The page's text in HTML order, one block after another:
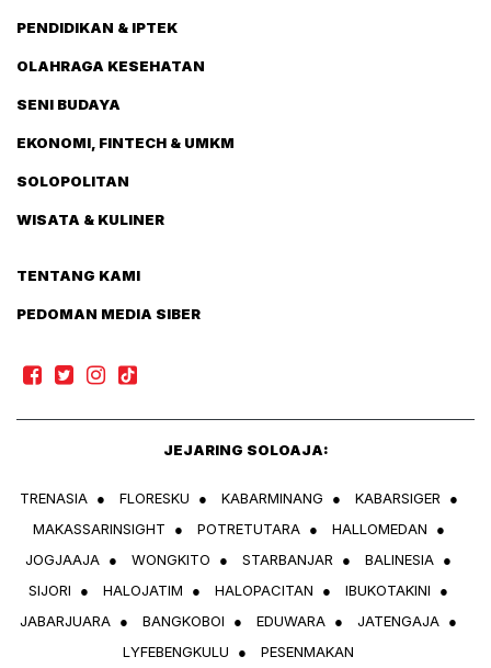
PENDIDIKAN & IPTEK
OLAHRAGA KESEHATAN
SENI BUDAYA
EKONOMI, FINTECH & UMKM
SOLOPOLITAN
WISATA & KULINER
TENTANG KAMI
PEDOMAN MEDIA SIBER
JEJARING SOLOAJA:
TRENASIA ● FLORESKU ● KABARMINANG ● KABARSIGER ●
MAKASSARINSIGHT
● POTRETUTARA ● HALLOMEDAN
●
JOGJAAJA ● WONGKITO ● STARBANJAR ● BALINESIA ●
SIJORI
● HALOJATIM ● HALOPACITAN ● IBUKOTAKINI
●
JABARJUARA ● BANGKOBOI ● EDUWARA ● JATENGAJA ●
LYFEBENGKULU
● PESENMAKAN